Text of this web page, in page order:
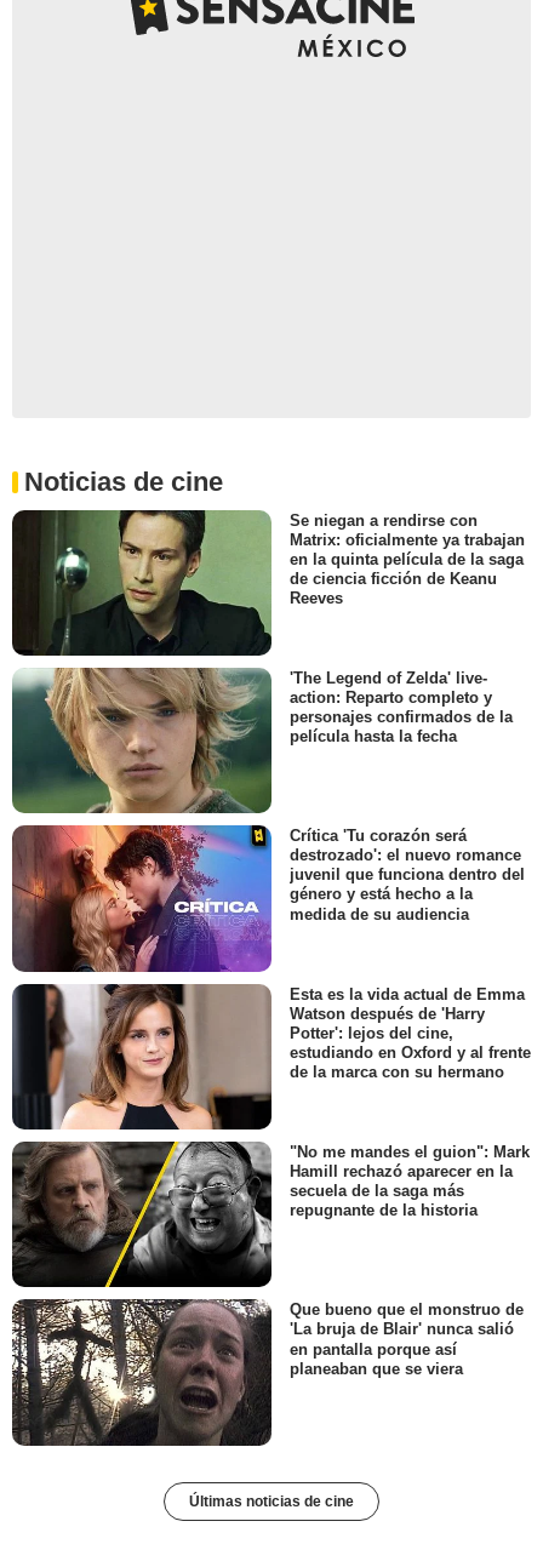
Noticias de cine
Se niegan a rendirse con
Matrix: oficialmente ya trabajan
en la quinta película de la saga
de ciencia ficción de Keanu
Reeves
'The Legend of Zelda' live-
action: Reparto completo y
personajes confirmados de la
película hasta la fecha
Crítica 'Tu corazón será
destrozado': el nuevo romance
juvenil que funciona dentro del
género y está hecho a la
medida de su audiencia
Esta es la vida actual de Emma
Watson después de 'Harry
Potter': lejos del cine,
estudiando en Oxford y al frente
de la marca con su hermano
"No me mandes el guion": Mark
Hamill rechazó aparecer en la
secuela de la saga más
repugnante de la historia
Que bueno que el monstruo de
'La bruja de Blair' nunca salió
en pantalla porque así
planeaban que se viera
Últimas noticias de cine